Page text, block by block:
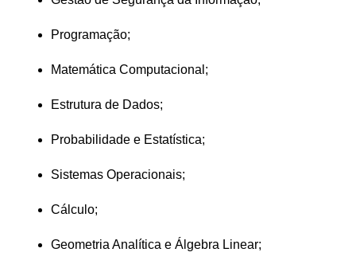
Programação;
Matemática Computacional;
Estrutura de Dados;
Probabilidade e Estatística;
Sistemas Operacionais;
Cálculo;
Geometria Analítica e Álgebra Linear;